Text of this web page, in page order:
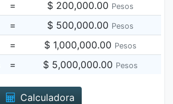
= $ 200,000.00 Pesos
= $ 500,000.00 Pesos
= $ 1,000,000.00 Pesos
= $ 5,000,000.00 Pesos
Calculadora